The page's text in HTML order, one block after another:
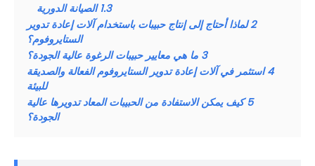
1.3 الصيانة الدورية
2 لماذا أحتاج إلى إنتاج حبيبات باستخدام آلات إعادة تدوير
الستايروفوم؟
3 ما هي معايير حبيبات الرغوة عالية الجودة؟
4 استثمر في آلات إعادة تدوير الستايروفوم الفعالة والصديقة
للبيئة
5 كيف يمكن الاستفادة من الحبيبات المعاد تدويرها عالية
الجودة؟